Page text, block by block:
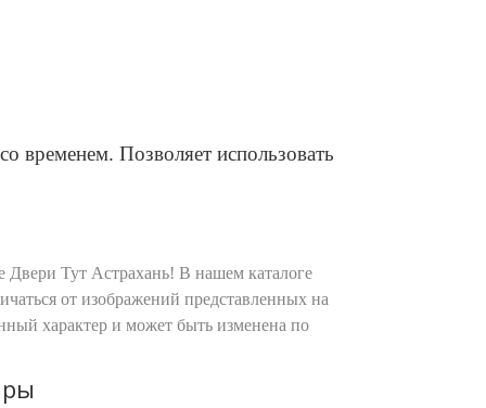
временем. Позволяет использовать
Тут Астрахань! В нашем каталоге
от изображений представленных на
характер и может быть изменена по